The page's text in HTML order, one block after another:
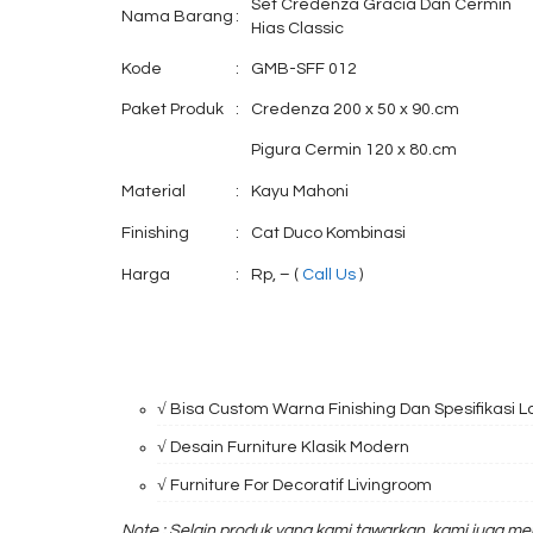
Nama Barang :
Set Credenza Gracia Dan Cermin
Hias Classic
Kode : GMB-SFF 012
Paket Produk : Credenza 200 x 50 x 90.cm
Pigura Cermin 120 x 80.cm
Material : Kayu Mahoni
Finishing : Cat Duco Kombinasi
Harga : Rp, – ( Call Us )
√ Bisa Custom Warna Finishing Dan Spesifikasi
√ Desain Furniture Klasik Modern
√ Furniture For Decoratif Livingroom